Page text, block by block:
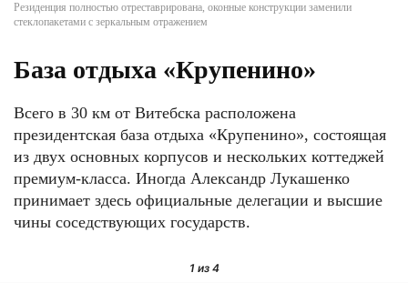
Резиденция полностью отреставрирована, оконные конструкции заменили
стеклопакетами с зеркальным отражением
База отдыха «Крупенино»
Всего в 30 км от Витебска расположена
президентская база отдыха «Крупенино», состоящая
из двух основных корпусов и нескольких коттеджей
премиум-класса. Иногда Александр Лукашенко
принимает здесь официальные делегации и высшие
чины соседствующих государств.
1из 4